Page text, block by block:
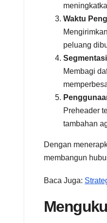
Waktu
peluang
Membagi
Preheader
tambahan
Dengan
membangun
Baca Juga: